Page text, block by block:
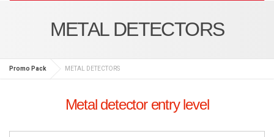
METAL DETECTORS
Promo Pack METAL DETECTORS
Metal detector entry level